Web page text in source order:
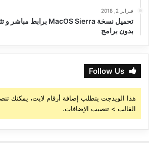
فبراير 2, 2018
بدون برامج
Follow Us
هذا الويدجت يتطلب إضافة أرقام لايت، يمكنك
القالب > تنصيب الإضافات.